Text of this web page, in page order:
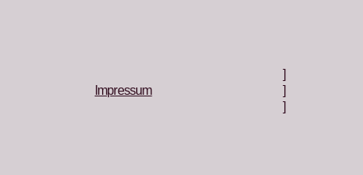
Impressum
]
]
]